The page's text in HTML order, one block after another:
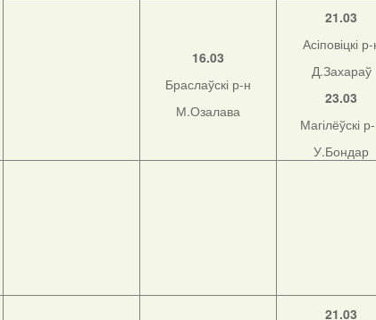
16.03
Браслаўскі р-н
М.Озалава
21.03
Асіповіцкі
Д.Захараў
23.03
Магілёўскі
У.Бондар
21.03